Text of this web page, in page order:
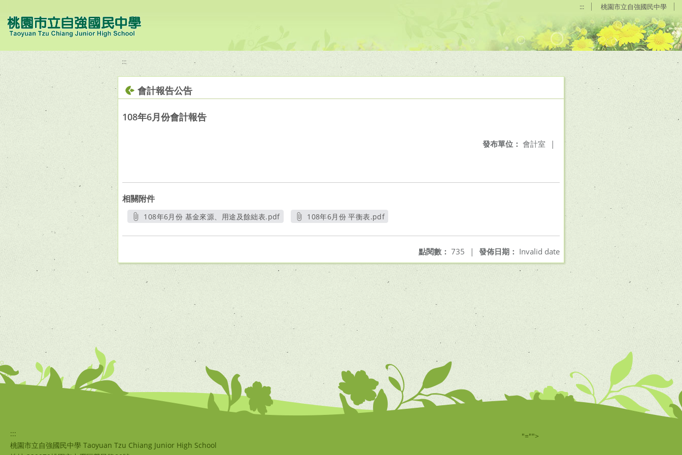
::: 桃園市立自強國民中學
:::
會計報告公告
108年6月份會計報告
發布單位： 會計室 |
相關附件
108年6月份 基金來源、用途及餘絀表.pdf
108年6月份 平衡表.pdf
發佈日期： Invalid date
點閱數： 735 |
:::
桃園市立自強國民中學 Taoyuan Tzu Chiang Junior High School
"="">